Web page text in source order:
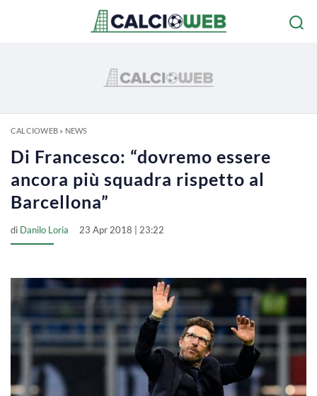
CALCIOWEB» NEWS
Di Francesco: “dovremo essere
ancora più squadra rispetto al
Barcellona”
di Danilo Loria 23 Apr 2018 | 23:22